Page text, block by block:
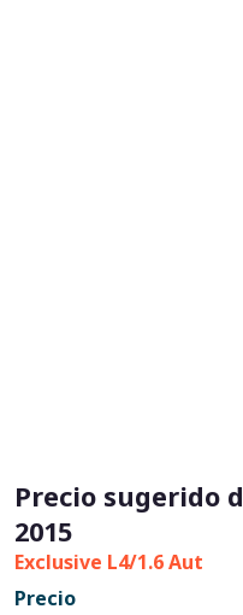
Precio sugerido
2015
Exclusive L4/1.6 Aut
Precio